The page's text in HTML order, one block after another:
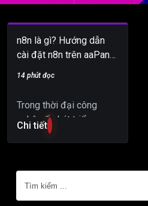
n8n là gì? Hướng dẫn
cài đặt n8n trên aaPanel
với Docker
14 phút đọc
Trong thời đại công
nghệ số phát triển mạnh
mẽ như hiện nay, nhu cầu
Chi tiết